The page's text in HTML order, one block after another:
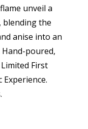
unveil a
blending the
anise into an
poured,
First